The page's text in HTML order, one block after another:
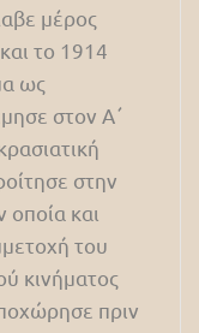
μέρος
το 1914
ως
στον Α΄
στην
και
του
κινήματος
πριν